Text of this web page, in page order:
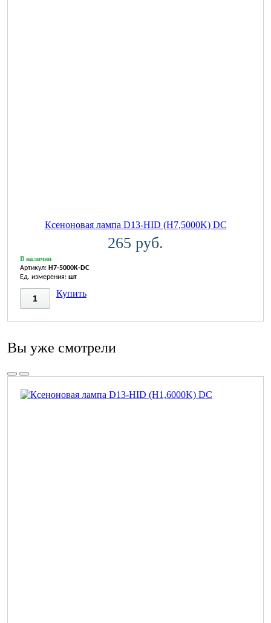
Ксеноновая лампа D13-HID (H7,5000K) DC
265 руб.
В наличии
Артикул: H7-5000K-DC
Ед. измерения: шт
Купить
Вы уже смотрели